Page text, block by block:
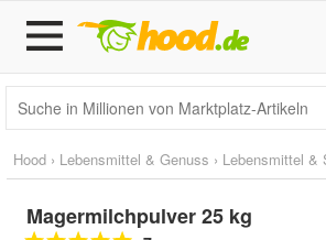
Hood › Lebensmittel & Genuss › Lebensmittel &
Magermilchpulver 25 kg